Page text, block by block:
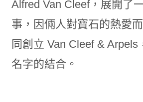
Alfred Van Cleef，展開了
事，因倆人對寶石的熱愛
同創立 Van Cleef & Arpels
名字的結合。